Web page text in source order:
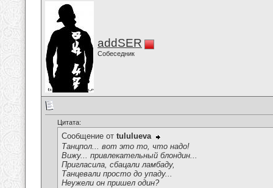
addSER
Собеседник
Цитата:
Сообщение от tululueva
Танцпол... вот это то, что надо!
Вижу... привлекательный блондин...
Пригласила, сбацали ламбаду,
Танцевали просто до упаду...
Неужели он пришел один?